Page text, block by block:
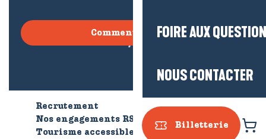
FOIRE AUX
NOUS CONTACTER
Billetterie
Comment venir ?
Recrutement
Qui sommes-nous ?
Nos engagements RSE
Tourisme accessible